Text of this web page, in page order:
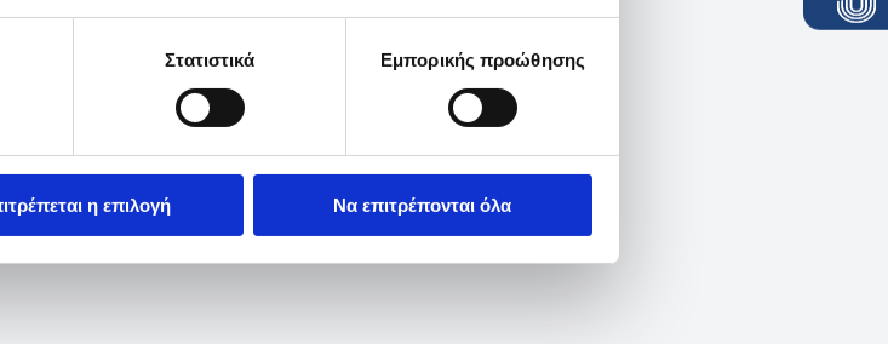
Στατιστικά Εμπορικής προώθησης
η επιλογή Να επιτρέπονται όλα